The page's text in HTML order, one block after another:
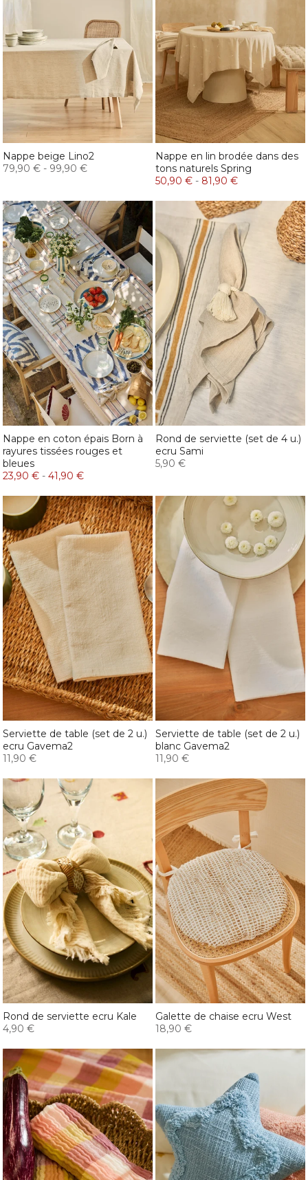
Nappe beige Lino2
79,90 € - 99,90 €
Nappe en lin brodée dans des
tons naturels Spring
50,90 € - 81,90 €
Nappe en coton épais Born à
rayures tissées rouges et
bleues
23,90 € - 41,90 €
Rond de serviette (set de 4 u.)
ecru Sami
5,90 €
Serviette de table (set de 2 u.)
ecru Gavema2
11,90 €
Serviette de table (set de 2 u.)
blanc Gavema2
11,90 €
Rond de serviette ecru Kale
4,90 €
Galette de chaise ecru West
18,90 €